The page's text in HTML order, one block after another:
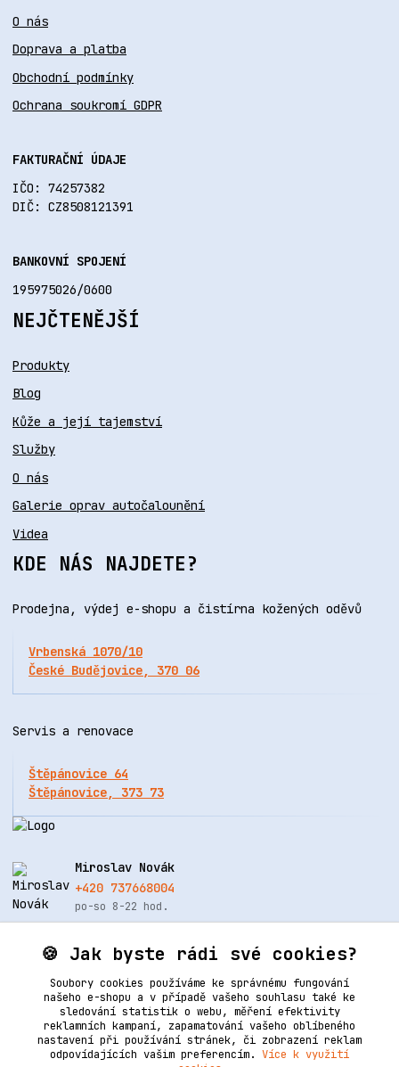
O nás
Doprava a platba
Obchodní podmínky
Ochrana soukromí GDPR
FAKTURAČNÍ ÚDAJE
IČO: 74257382
DIČ: CZ8508121391
BANKOVNÍ SPOJENÍ
195975026/0600
NEJČTENĚJŠÍ
Produkty
Blog
Kůže a její tajemství
Služby
O nás
Galerie oprav autočalounění
Videa
KDE NÁS NAJDETE?
Prodejna, výdej e-shopu a čistírna kožených oděvů
Vrbenská 1070/10
České Budějovice, 370 06
Servis a renovace
Štěpánovice 64
Štěpánovice, 373 73
Miroslav Novák
+420 737668004
po-so 8-22 hod.
info@renovacekuze.cz
🍪 Jak byste rádi své cookies?
Soubory cookies používáme ke správnému fungování
našeho e-shopu a v případě vašeho souhlasu také ke
sledování statistik o webu, měření efektivity
reklamních kampaní, zapamatování vašeho oblíbeného
nastavení při používání stránek, či zobrazení reklam
odpovídajících vašim preferencím. Více k využití